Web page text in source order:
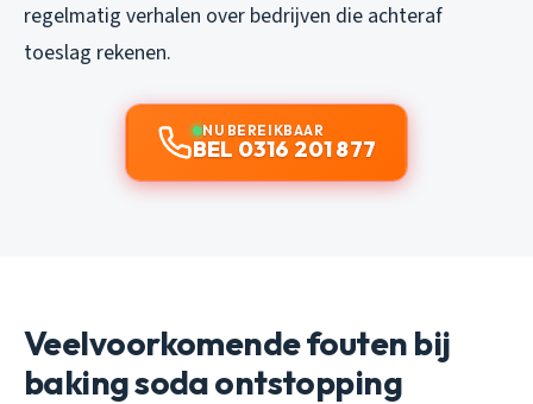
regelmatig verhalen over bedrijven die achteraf
toeslag rekenen.
NU BEREIKBAAR
BEL 0316 201 877
Veelvoorkomende fouten bij
baking soda ontstopping